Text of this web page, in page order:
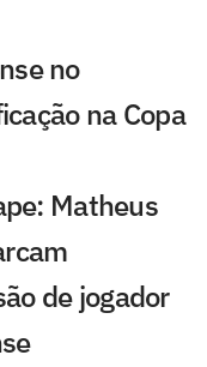
no
na Copa
Matheus
de jogador